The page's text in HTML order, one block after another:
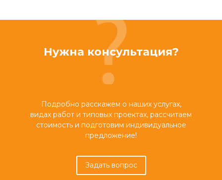
Нужна консультация?
Подробно расскажем о наших услугах,
видах работ и типовых проектах, рассчитаем
стоимость и подготовим индивидуальное
предложение!
Задать вопрос